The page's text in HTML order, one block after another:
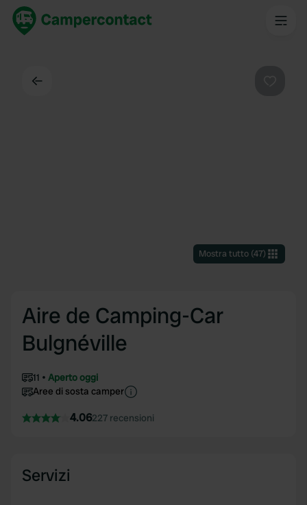
Mostra tutto(47)
Aire de Camping-Car
Bulgnéville
11
Aperto oggi
Aree di sosta camper
4.06227 recensioni
Servizi